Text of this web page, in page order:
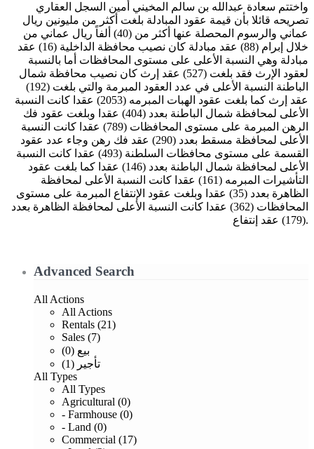
واختتم سعادة عبدالله بن سالم المخيني أمين السجل العقاري
تصريحه قائلا بأن قيمة عقود المبادلة بلغت أكثر من مليونين ريال
عماني والرسوم المحصلة عنها أكثر من (40) ألفاً ريال عماني من
خلال إبرام (88) عقد مبادلة كان نصيب محافظة الداخلية (16) عقد
مبادلة وهي النسبة الأعلى على مستوى المحافظات أما بالنسبة
لعقود الإرث فقد بلغت (527) عقد إرث كان نصيب محافظة شمال
الباطنة النسبة الأعلى في عدد العقود المبرمة والتي بلغت (192)
عقد إرث كما بلغت عقود الهبات المبرمه (2053) عقدا كانت النسبة
الأعلى لمحافظة شمال الباطنة بعدد (404) عقدا وبلغت عقود فك
الرهن المبرمة على مستوى المحافظات (789) عقدا كانت النسبة
الأعلى لمحافظة مسقط بعدد (290) عقد فك رهن وجاء عدد عقود
القسمة على مستوى محافظات السلطنة (493) عقدا كانت النسبة
الأعلى لمحافظة شمال الباطنة بعدد (146) عقدا كما بلغت عقود
التأشيرات المبرمه (161) عقدا كانت النسبة الأعلى لمحافظة
الظاهرة بعدد (35) عقدا وبلغت عقود الإنتفاع المبرمة على مستوى
المحافظات (362) عقدا كانت النسبة الأعلى لمحافظة الظاهرة بعدد
(179) عقد إنتفاع.
Advanced Search
All Actions
All Actions
Rentals (21)
Sales (7)
بيع (0)
تأجير (1)
All Types
All Types
Agricultural (0)
- Farmhouse (0)
- Land (0)
Commercial (17)